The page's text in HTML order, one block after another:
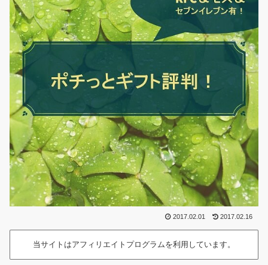
2017.02.01 2017.02.16
当サイトはアフィリエイトプログラムを利用しています。